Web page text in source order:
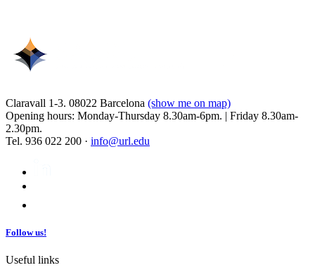
Claravall 1-3. 08022 Barcelona (show me on map)
Opening hours: Monday-Thursday 8.30am-6pm. | Friday 8.30am-
2.30pm.
Tel. 936 022 200 · info@url.edu
Follow us!
Useful links